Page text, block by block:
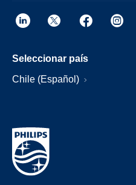
Seleccionar país
Chile (Español)